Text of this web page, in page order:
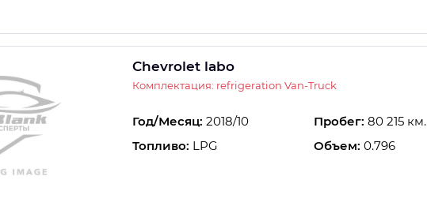
Chevrolet labo
Комплектация: refrigeration Van-Truck
Год/Месяц: 2018/10 Пробег: 80 215 км.
Топливо: LPG Объем: 0.796